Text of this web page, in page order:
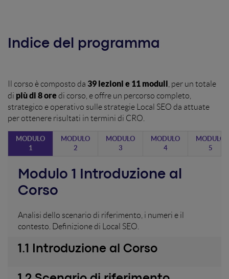
Indice del programma
Il corso è composto da 39 lezioni e 11 moduli , per un totale
di più di 8 oredi corso, e offre un percorso completo,
strategico e operativo sulle strategie Local SEO da attuate
per ottenere risultati in termini di CRO.
MODULO
1
MODULO
2
MODULO
3
MODULO
4
MODULO
5
Modulo 1 Introduzione al
Corso
Analisi dello scenario di riferimento, i numeri e il
contesto. Definizione di Local SEO.
1.1 Introduzione al Corso